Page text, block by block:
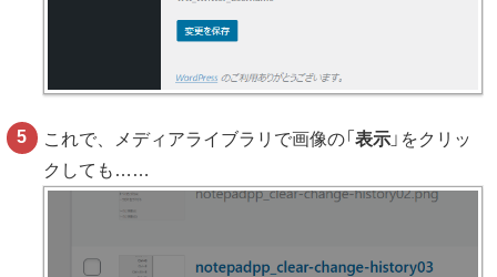
これで、メディアライブラリで画像の「表示 」をクリッ
クしても……